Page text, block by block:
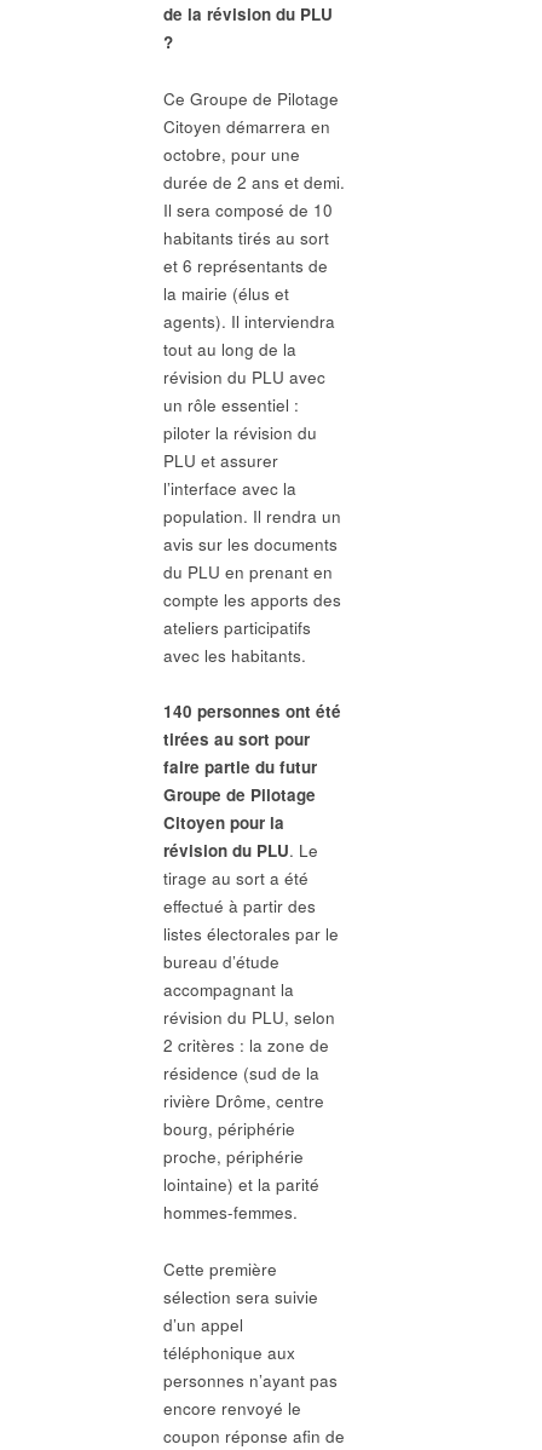
de la révision du PLU
?
Ce Groupe de Pilotage
Citoyen démarrera en
octobre, pour une
durée de 2 ans et demi.
Il sera composé de 10
habitants tirés au sort
et 6 représentants de
la mairie (élus et
agents). Il interviendra
tout au long de la
révision du PLU avec
un rôle essentiel :
piloter la révision du
PLU et assurer
l’interface avec la
population. Il rendra un
avis sur les documents
du PLU en prenant en
compte les apports des
ateliers participatifs
avec les habitants.
140 personnes ont été
tirées au sort pour
faire partie du futur
Groupe de Pilotage
Citoyen pour la
révision du PLU. Le
tirage au sort a été
effectué à partir des
listes électorales par le
bureau d’étude
accompagnant la
révision du PLU, selon
2 critères : la zone de
résidence (sud de la
rivière Drôme, centre
bourg, périphérie
proche, périphérie
lointaine) et la parité
hommes-femmes.
Cette première
sélection sera suivie
d’un appel
téléphonique aux
personnes n’ayant pas
encore renvoyé le
coupon réponse afin de